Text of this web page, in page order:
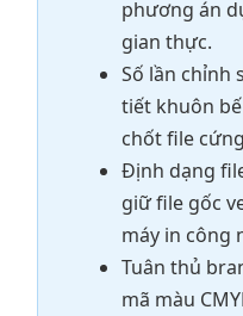
phương án
gian thực.
Số lần chỉnh
tiết khuôn
chốt file
Định dạng
giữ file gốc
máy in công
Tuân thủ
mã màu